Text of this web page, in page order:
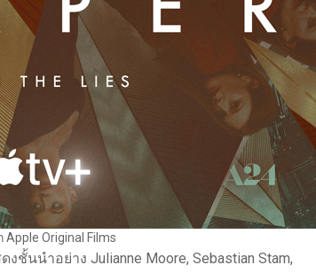
Apple Original Films
ชั้นนำอย่าง Julianne Moore, Sebastian Stam,